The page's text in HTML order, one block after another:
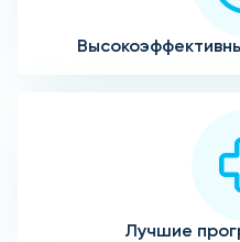
Лучшие